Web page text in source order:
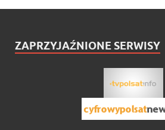
ZAPRZYJAŹNIONE SERWISY